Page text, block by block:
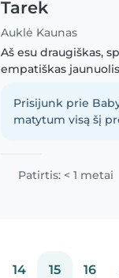
Tarek
Auklė Kaunas
Aš esu draugiškas,
empatiškas
prie jūsų šeimos
Neturiu patirties,
Prisijunk prie
matytum visą šį
Patirtis: < 1 metai
14 15 16